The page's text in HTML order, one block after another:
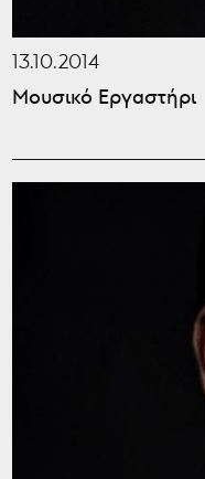
13.10.2014
Μουσικό Εργαστήρι